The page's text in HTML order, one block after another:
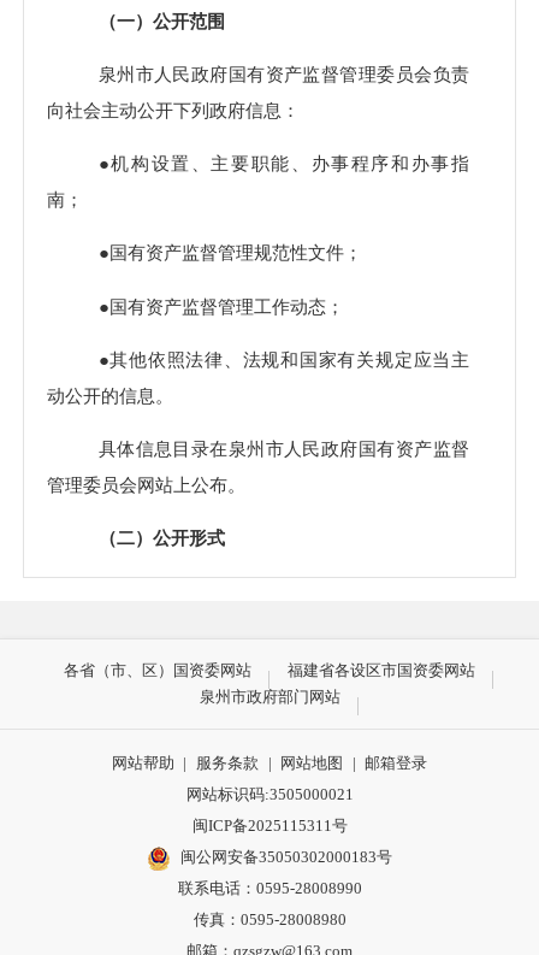
（一）公开范围
泉州市人民政府国有资产监督管理委员会负责
向社会主动公开下列政府信息：
●机构设置、主要职能、办事程序和办事指
南；
● 国有资产监督管理规范性文件；
●国有资产监督管理工作动态；
●其他依照法律、法规和国家有关规定应当主
动公开的信息。
具体信息目录在泉州市人民政府国有资产监督
管理委员会网站上公布。
（二）公开形式
；
．在泉州市档案馆、泉州市图书馆等政府信息
公共查阅场所公开；
泉州市档案馆地址：泉州市庄府巷
号楼），联系方式：
泉州市图书馆（东海中心馆）地址：福建省泉
州市丰泽区府东路311
各省（市、区）国资委网站
福建省各设区市国资委网站
泉州市政府部门网站
网站帮助 | 服务条款 | 网站地图 | 邮箱登录
网站标识码:3505000021
闽ICP备2025115311号
闽公网安备35050302000183号
联系电话：0595-28008990
传真：0595-28008980
邮箱：qzsgzw@163.com